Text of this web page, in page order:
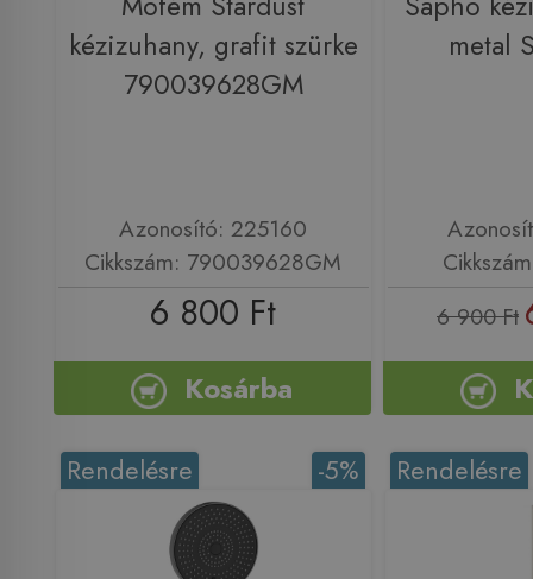
kézizuhany, grafit szürke
790039628GM
Azonosító: 225160
Cikkszám: 790039628GM
6 800 Ft
Kosárba
metal
6 900 Ft
-5%
Rendelésre Rendelésre